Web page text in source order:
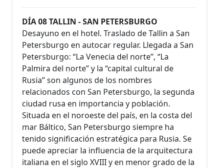
DÍA 08 TALLIN - SAN PETERSBURGO
Desayuno en el hotel. Traslado de Tallin a San
Petersburgo en autocar regular. Llegada a San
Petersburgo: “La Venecia del norte”, “La
Palmira del norte” y la “capital cultural de
Rusia” son algunos de los nombres
relacionados con San Petersburgo, la segunda
ciudad rusa en importancia y población.
Situada en el noroeste del país, en la costa del
mar Báltico, San Petersburgo siempre ha
tenido significación estratégica para Rusia. Se
puede apreciar la influencia de la arquitectura
italiana en el siglo XVIII y en menor grado de la